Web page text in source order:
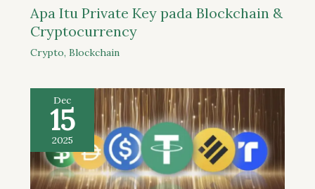
Apa Itu Private Key pada Blockchain &
Cryptocurrency
Crypto, Blockchain
Dec
15
2025